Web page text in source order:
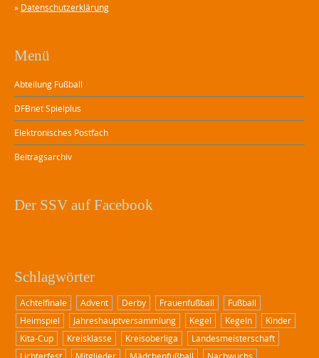
» Datenschutzerklärung
Menü
Abteilung Fußball
DFBnet Spielplus
Elektronisches Postfach
Beitragsarchiv
Der SSV auf Facebook
Schlagwörter
Achtelfinale Advent Derby Frauenfußball
Fußball
Heimspiel
Jahreshauptversammlung Kegel Kegeln
Kinder
Kita-Cup
Kreisklasse Kreisoberliga
Landesmeisterschaft
Lichterfest
Mitglieder Mädchenfußball Nachwuchs